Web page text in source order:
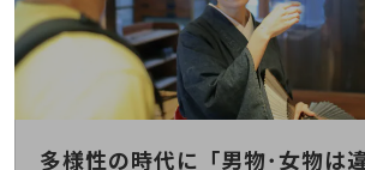
社長からのご挨拶
事業拠点
会社案内パンフレット
多様性の時代に「男物･女物は